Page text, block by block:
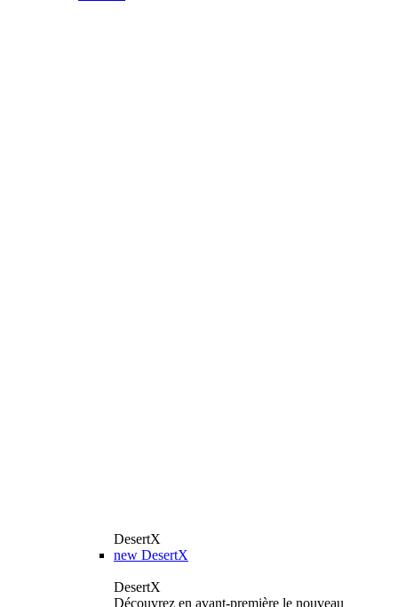
DesertX
new DesertX
DesertX
Découvrez en avant-première le nouveau